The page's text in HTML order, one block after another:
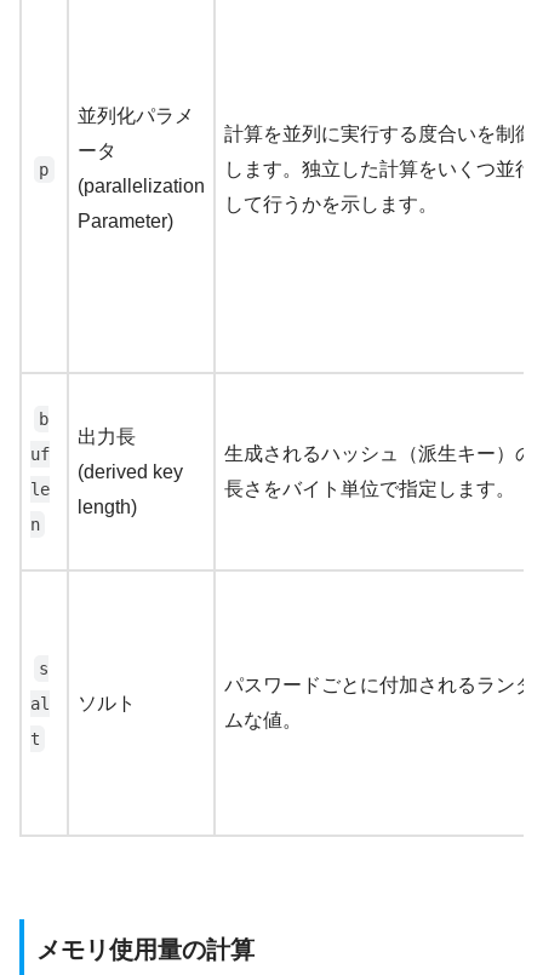
p
並列化パラメ
ータ
(parallelization
Parameter)
計算を並列に実行する度合いを制御
します。独立した計算をいくつ並行
して行うかを示します。
b
uf
le
n
出力長
(derived key
length)
生成されるハッシュ（派生キー）の
長さをバイト単位で指定します。
s
al
t
ソルト
パスワードごとに付加されるランダ
ムな値。
メモリ使用量の計算